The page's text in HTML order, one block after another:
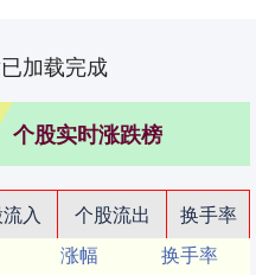
加载完成
个股实时涨跌榜
入 个股流出
换手率
涨幅
换手率